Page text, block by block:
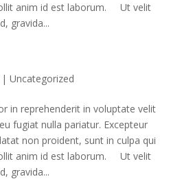
anim id est laborum. Ut velit
gravida...
Uncategorized
in reprehenderit in voluptate velit
fugiat nulla pariatur. Excepteur
non proident, sunt in culpa qui
anim id est laborum. Ut velit
gravida...